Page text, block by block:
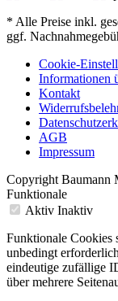
* Alle Preise inkl.
ggf.
Cookie-
Informationen
Kontakt
AGB
Impressum
Copyright Baumann
Funktionale
Aktiv Inaktiv
Funktionale Cookies
unbedingt
eindeutige zufällige
über mehrere